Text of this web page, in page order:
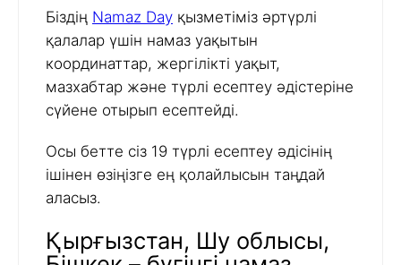
Біздің Namaz Day қызметіміз әртүрлі
қалалар үшін намаз уақытын
координаттар, жергілікті уақыт,
мазхабтар және түрлі есептеу әдістеріне
сүйене отырып есептейді.
Осы бетте сіз 19 түрлі есептеу әдісінің
ішінен өзіңізге ең қолайлысын таңдай
аласыз.
Қырғызстан, Шу облысы,